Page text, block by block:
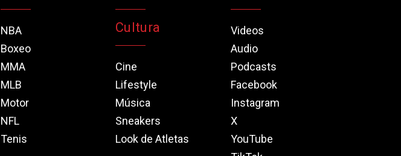
NBA
Boxeo
MMA
MLB
Motor
NFL
Tenis
Cultura
Cine
Lifestyle
Música
Sneakers
Look de Atletas
Videos
Audio
Podcasts
Facebook
Instagram
X
YouTube